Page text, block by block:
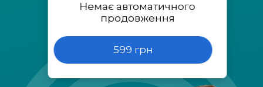
Немає автоматичного
продовження
599 грн